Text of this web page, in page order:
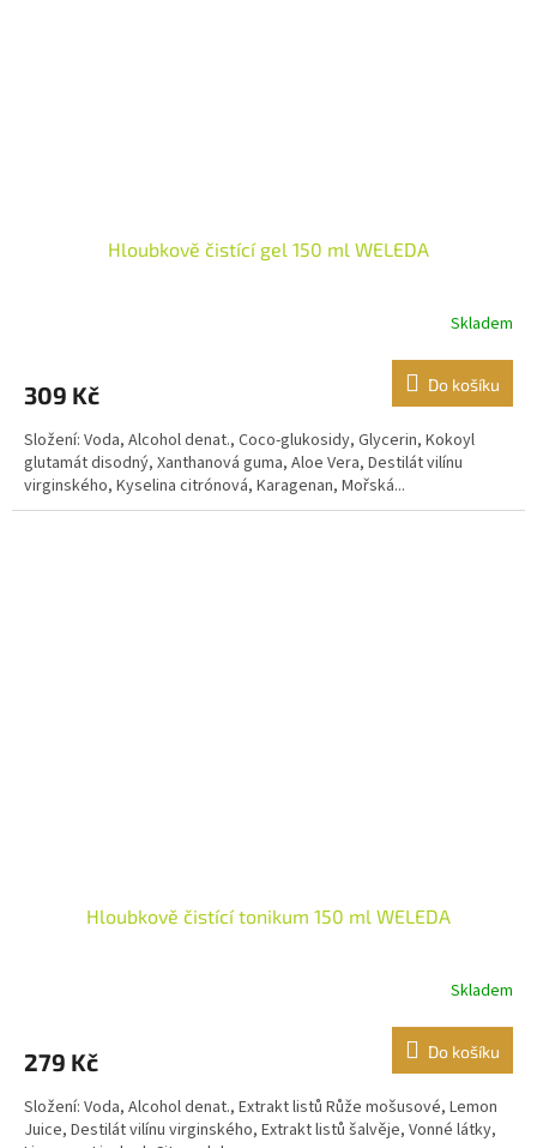
Hloubkově čistící gel 150 ml WELEDA
Skladem
309 Kč Do košíku
Složení: Voda, Alcohol denat., Coco-glukosidy, Glycerin, Kokoyl
glutamát disodný, Xanthanová guma, Aloe Vera, Destilát vilínu
virginského, Kyselina citrónová, Karagenan, Mořská...
Hloubkově čistící tonikum 150 ml WELEDA
Skladem
279 Kč Do košíku
Složení: Voda, Alcohol denat., Extrakt listů Růže mošusové, Lemon
Juice, Destilát vilínu virginského, Extrakt listů šalvěje, Vonné látky,